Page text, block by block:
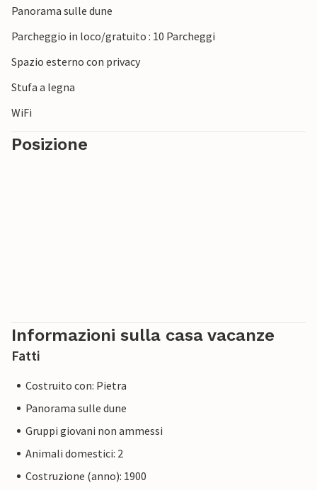
Panorama sulle dune
Parcheggio in loco/gratuito : 10 Parcheggi
Spazio esterno con privacy
Stufa a legna
WiFi
Posizione
Informazioni sulla casa vacanze
Fatti
Costruito con: Pietra
Panorama sulle dune
Gruppi giovani non ammessi
Animali domestici: 2
Costruzione (anno): 1900